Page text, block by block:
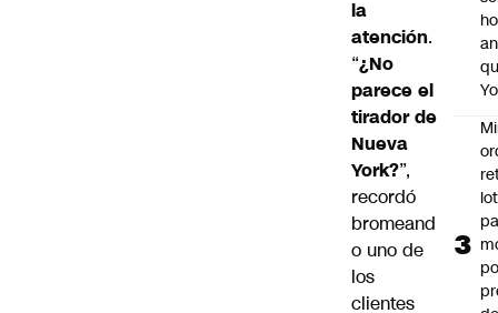
la
atención.
“¿No
parece el
tirador de
Nueva
York?”,
recordó
bromeand
o uno de
los
clientes